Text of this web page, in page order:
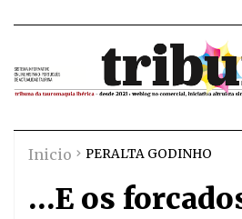
Inicio PERALTA GODINHO
…E os